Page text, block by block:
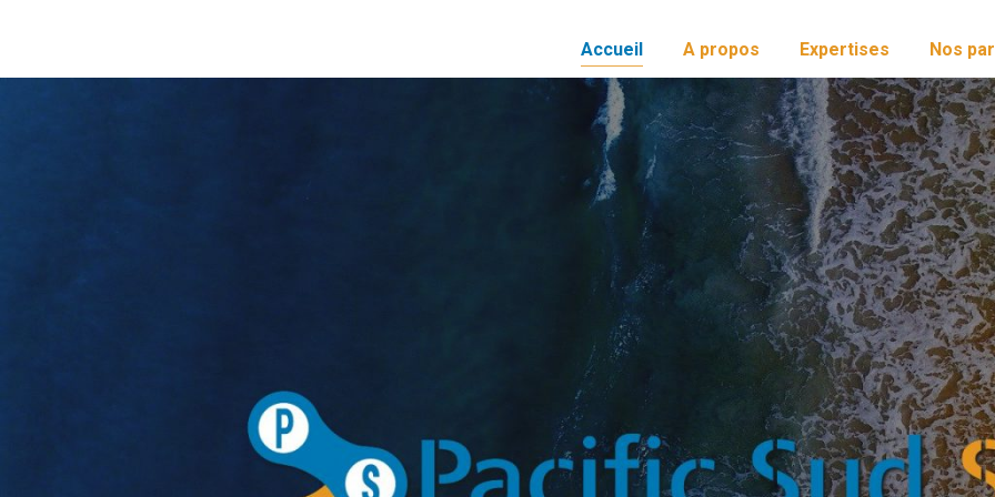
Accueil A propos Expertises Nos
Accueil A propos Expertises Nos